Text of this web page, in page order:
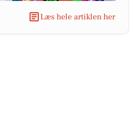
Læs hele artiklen her